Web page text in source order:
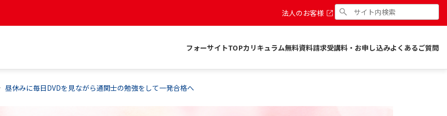
法人のお客様
フォーサイトTOPカリキュラム無料資料請求受講料・お申し込みよくあるご質問
昼休みに毎日DVDを見ながら通関士の勉強をして一発合格へ